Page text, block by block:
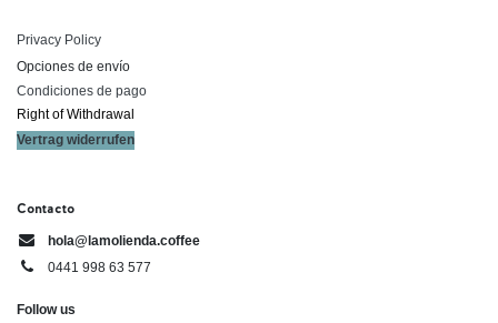
Privacy Policy
Opciones de envío
Condiciones de pago
Right of ​Withdrawal​
Vertrag widerrufen
Contacto
hola@lamolienda.coffee
0441 998 63 577
Follow us